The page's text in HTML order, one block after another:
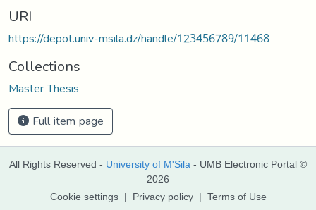
URI
https://depot.univ-msila.dz/handle/123456789/11468
Collections
Master Thesis
Full item page
All Rights Reserved - University of M'Sila - UMB Electronic Portal ©
2026
Cookie settings | Privacy policy | Terms of Use